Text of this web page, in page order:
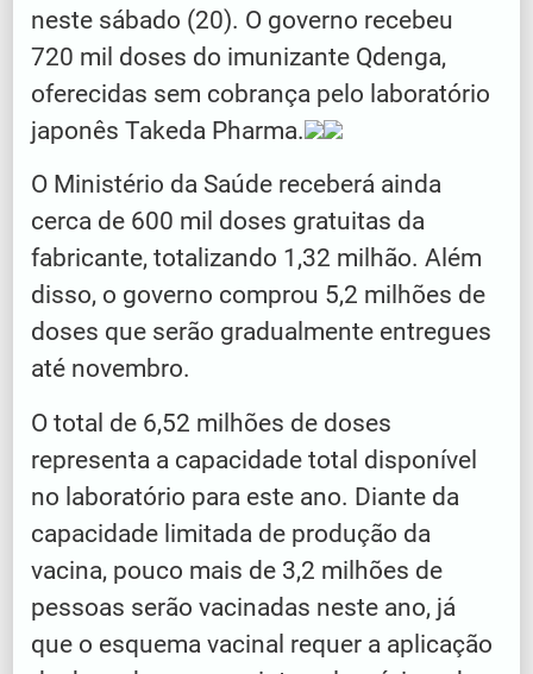
neste sábado (20). O governo recebeu
720 mil doses do imunizante Qdenga,
oferecidas sem cobrança pelo laboratório
japonês Takeda Pharma.
O Ministério da Saúde receberá ainda
cerca de 600 mil doses gratuitas da
fabricante, totalizando 1,32 milhão. Além
disso, o governo comprou 5,2 milhões de
doses que serão gradualmente entregues
até novembro.
O total de 6,52 milhões de doses
representa a capacidade total disponível
no laboratório para este ano. Diante da
capacidade limitada de produção da
vacina, pouco mais de 3,2 milhões de
pessoas serão vacinadas neste ano, já
que o esquema vacinal requer a aplicação